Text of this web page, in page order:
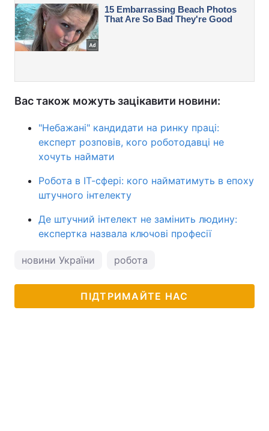
Вас також можуть зацікавити новини:
"Небажані" кандидати на ринку праці:
експерт розповів, кого роботодавці не
хочуть наймати
Робота в ІТ-сфері: кого найматимуть в епоху
штучного інтелекту
Де штучний інтелект не замінить людину:
експертка назвала ключові професії
новини України робота
ПІДТРИМАЙТЕ НАС